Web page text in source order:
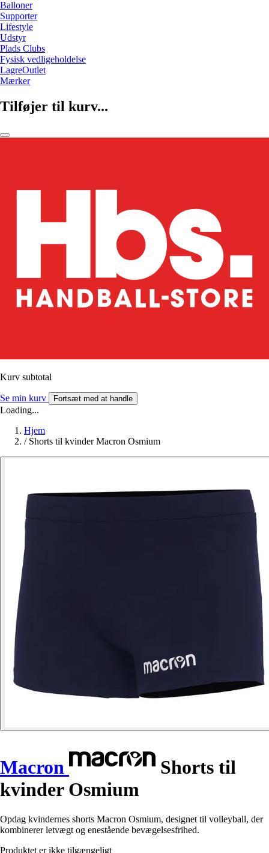
Balloner
Supporter
Lifestyle
Udstyr
Plads Clubs
Fysisk vedligeholdelse
LagreOutlet
Mærker
Tilføjer til kurv...
Kurv subtotal
Se min kurv Fortsæt med at handle
Loading...
Hjem
/ Shorts til kvinder Macron Osmium
Macron
Shorts til
kvinder Osmium
Opdag kvindernes shorts Macron Osmium, designet til volleyball, der
kombinerer letvægt og enestående bevægelsesfrihed.
Produktet er ikke tilgængeligt